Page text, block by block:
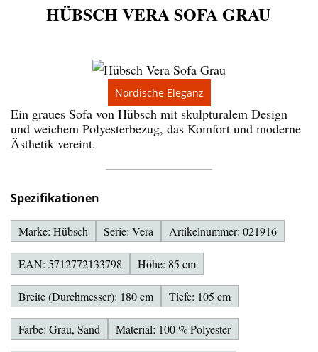
Nordische Eleganz
HÜBSCH VERA SOFA GRAU
Ein graues Sofa von Hübsch mit skulpturalem Design
und weichem Polyesterbezug, das Komfort und moderne
Ästhetik vereint.
Spezifikationen
Marke: Hübsch Serie: Vera Artikelnummer: 021916
EAN: 5712772133798 Höhe: 85 cm
Breite (Durchmesser): 180 cm Tiefe: 105 cm
Farbe: Grau, Sand Material: 100 % Polyester